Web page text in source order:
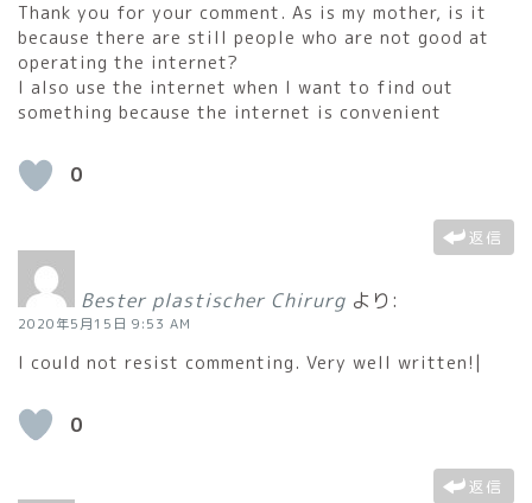
Thank you for your comment. As is my mother, is it
because there are still people who are not good at
operating the internet?
I also use the internet when I want to find out
something because the internet is convenient
0
返信
Bester plastischer Chirurg より:
2020年5月15日 9:53 AM
I could not resist commenting. Very well written!|
0
返信